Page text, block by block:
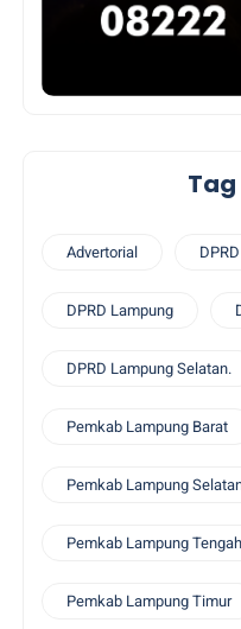
Advertorial
DPRD Lampung
DPRD Lampung Selatan.
Pemkab Lampung Barat
Pemkab Lampung
Pemkab Lampung Tengah
Pemkab Lampung Timur